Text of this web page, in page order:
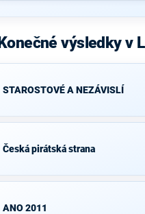
Konečné výsledky v
STAROSTOVÉ A NEZÁVISLÍ
Česká pirátská strana
ANO 2011